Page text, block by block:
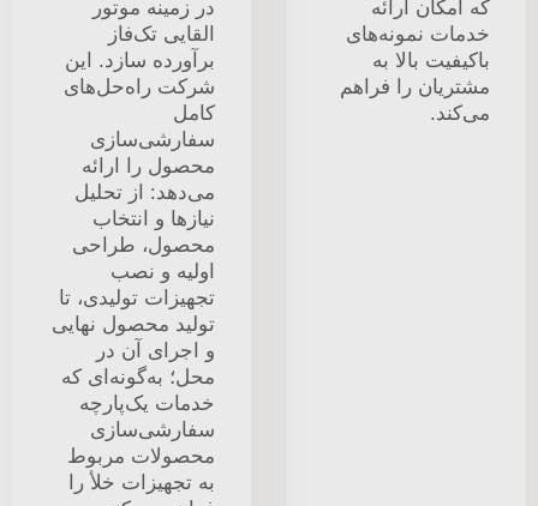
که امکان ارائه
خدمات نمونه‌های
باکیفیت بالا به
مشتریان را فراهم
می‌کند.
در زمینه موتور
القایی تک‌فاز
برآورده سازد. این
شرکت راه‌حل‌های
کامل
سفارشی‌سازی
محصول را ارائه
می‌دهد: از تحلیل
نیازها و انتخاب
محصول، طراحی
اولیه و نصب
تجهیزات تولیدی، تا
تولید محصول نهایی
و اجرای آن در
محل؛ به‌گونه‌ای که
خدمات یک‌پارچه
سفارشی‌سازی
محصولات مربوط
به تجهیزات خلأ را